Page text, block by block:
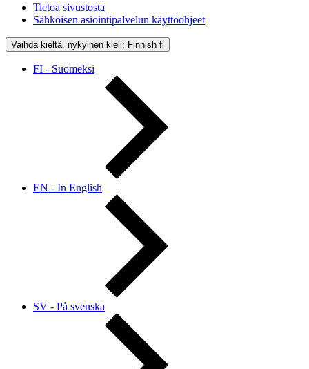
Tietoa sivustosta
Sähköisen asiointipalvelun käyttöohjeet
Vaihda kieltä, nykyinen kieli: Finnish fi
FI - Suomeksi
EN - In English
SV - På svenska